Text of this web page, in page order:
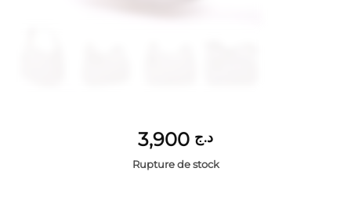
د.ج
Rupture de stock